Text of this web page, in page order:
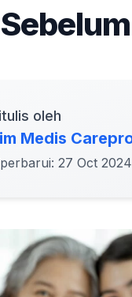
oleh
Medis
27 Oct 2024